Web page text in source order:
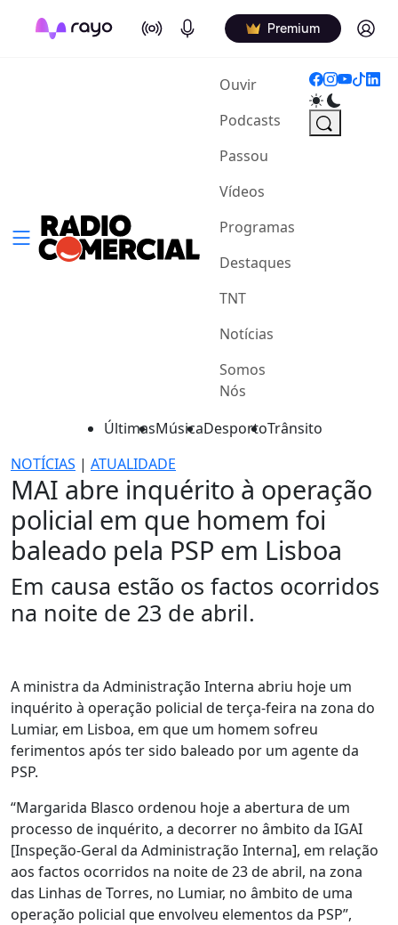
On Air Podcasts Premium Log in
Ouvir(current)
Podcasts
Passou
Vídeos
Programas
Destaques
TNT
Notícias
Somos
Nós
ÚltimasMúsicaDesportoTrânsito
NOTÍCIAS | ATUALIDADE
MAI abre inquérito à operação
policial em que homem foi
baleado pela PSP em Lisboa
Em causa estão os factos ocorridos
na noite de 23 de abril.
A ministra da Administração Interna abriu hoje um
inquérito à operação policial de terça-feira na zona do
Lumiar, em Lisboa, em que um homem sofreu
ferimentos após ter sido baleado por um agente da
PSP.
“Margarida Blasco ordenou hoje a abertura de um
processo de inquérito, a decorrer no âmbito da IGAI
[Inspeção-Geral da Administração Interna], em relação
aos factos ocorridos na noite de 23 de abril, na zona
das Linhas de Torres, no Lumiar, no âmbito de uma
operação policial que envolveu elementos da PSP”,